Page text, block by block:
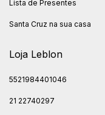
Lista de Presentes
Santa Cruz na sua casa
Loja Leblon
5521984401046
21 22740297